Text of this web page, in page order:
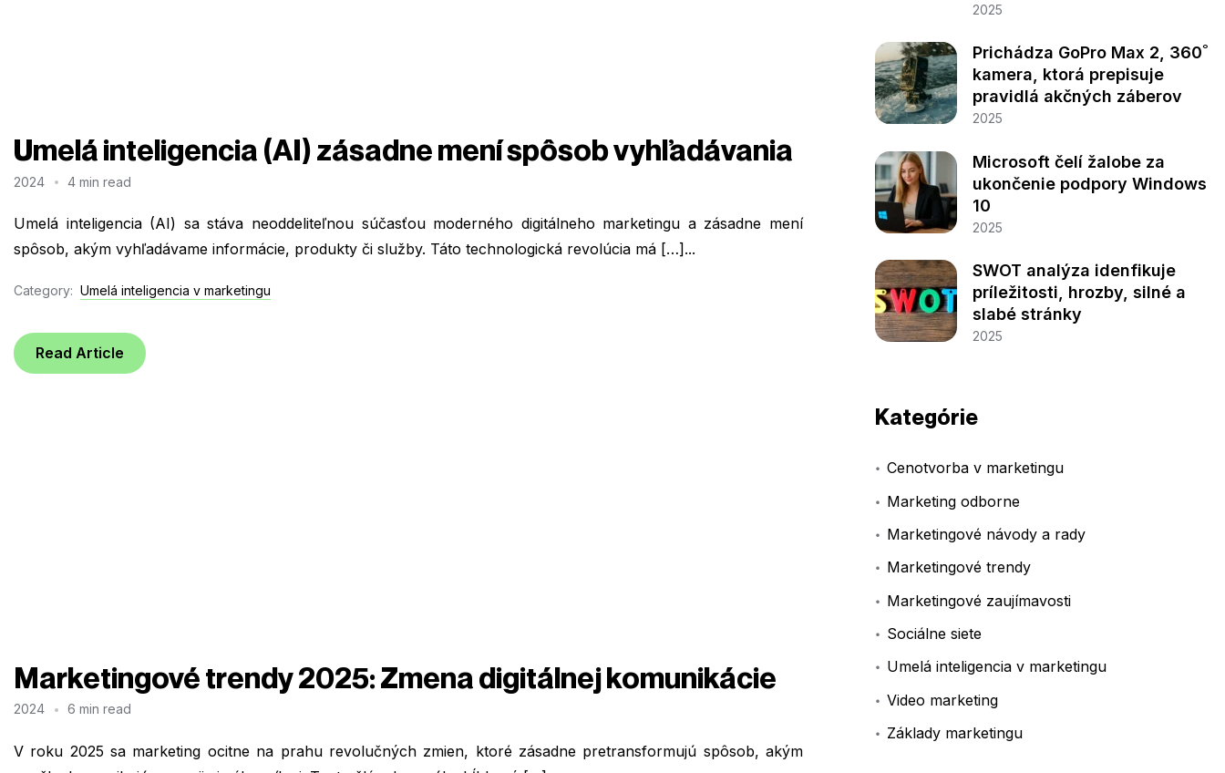
Umelá inteligencia (AI) zásadne mení spôsob vyhľadávania
2024 4 min read
Umelá inteligencia (AI) sa stáva neoddeliteľnou súčasťou moderného digitálneho marketingu a zásadne mení
spôsob, akým vyhľadávame informácie, produkty či služby. Táto technologická revolúcia má […]...
Category: Umelá inteligencia v marketingu
Read Article
Marketingové trendy 2025: Zmena digitálnej komunikácie
2024 6 min read
V roku 2025 sa marketing ocitne na prahu revolučných zmien, ktoré zásadne pretransformujú spôsob, akým
2025
Prichádza GoPro Max 2, 360˚
kamera, ktorá prepisuje
pravidlá akčných záberov
2025
Microsoft čelí žalobe za
ukončenie podpory Windows
10
2025
SWOT analýza idenfikuje
príležitosti, hrozby, silné a
slabé stránky
2025
Kategórie
Cenotvorba v marketingu
Marketing odborne
Marketingové návody a rady
Marketingové trendy
Marketingové zaujímavosti
Sociálne siete
Umelá inteligencia v marketingu
Video marketing
Základy marketingu